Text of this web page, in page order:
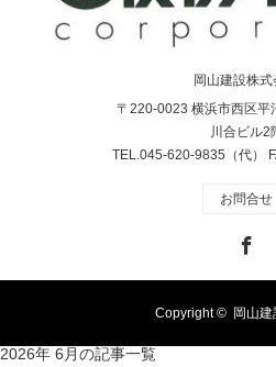
岡山建設株式
〒220-0023 横浜市西区平
川合ビル2
TEL.045-620-9835（代）
お問合せ
Copyright © 岡山建
2026年 6月の記事一覧